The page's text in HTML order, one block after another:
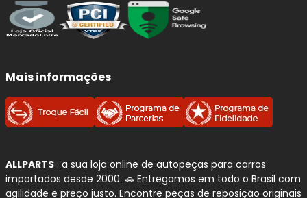
Mais informações
ALLPARTS : a sua loja online de autopeças para carros
importados desde 2000. 🚗 Entregamos em todo o Brasil com
agilidade e preço justo. Encontre peças de reposição originais